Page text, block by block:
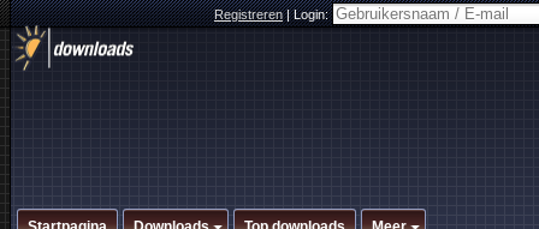
Registreren|Login: